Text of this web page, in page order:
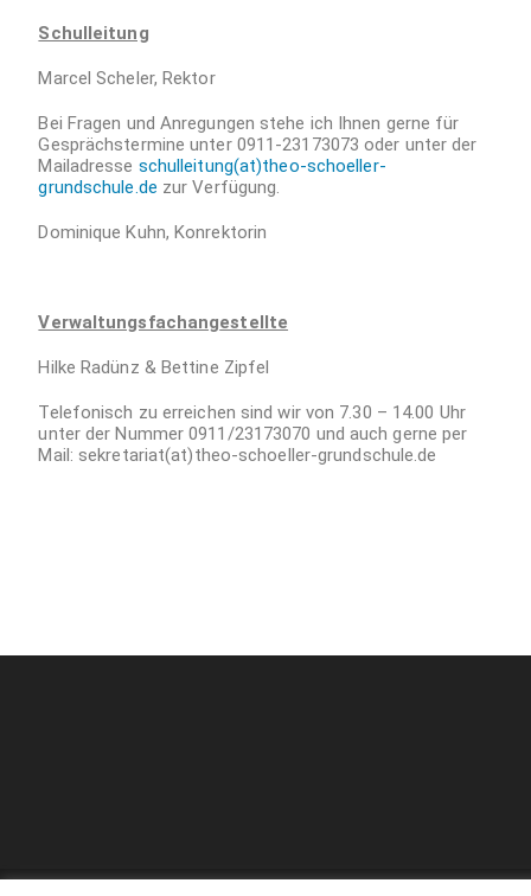
Schulleitung
Marcel Scheler, Rektor
Bei Fragen und Anregungen stehe ich Ihnen gerne für
Gesprächstermine unter 0911-23173073 oder unter der
Mailadresse schulleitung(at)theo-schoeller-
grundschule.de zur Verfügung.
Dominique Kuhn, Konrektorin
Verwaltungsfachangestellte
Hilke Radünz & Bettine Zipfel
Telefonisch zu erreichen sind wir von 7.30 – 14.00 Uhr
unter der Nummer 0911/23173070 und auch gerne per
Mail: sekretariat(at)theo-schoeller-grundschule.de